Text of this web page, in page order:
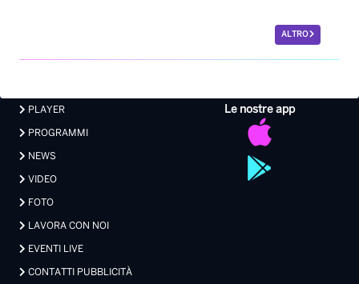
ALTRO
Le nostre app
PLAYER
PROGRAMMI
NEWS
VIDEO
FOTO
LAVORA CON NOI
EVENTI LIVE
CONTATTI PUBBLICITÀ